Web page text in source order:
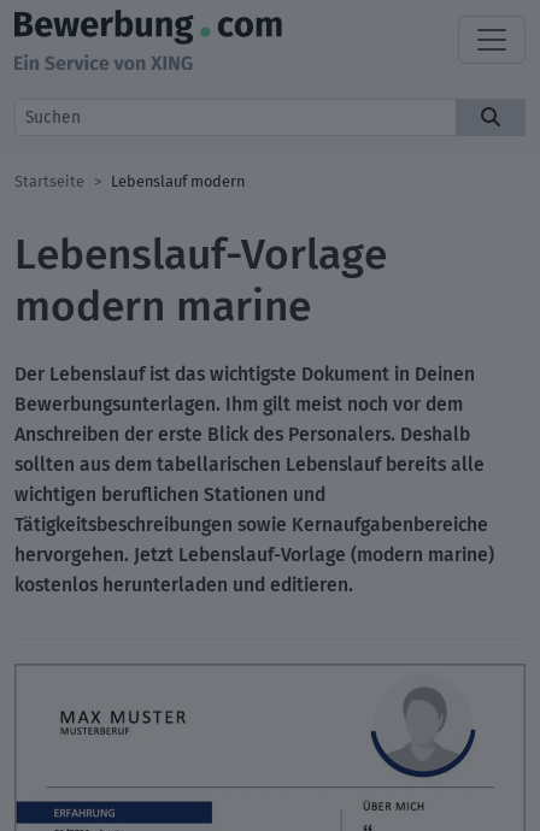
Startseite Lebenslauf modern
Lebenslauf-Vorlage
modern marine
Der Lebenslauf ist das wichtigste Dokument in Deinen
Bewerbungsunterlagen. Ihm gilt meist noch vor dem
Anschreiben der erste Blick des Personalers. Deshalb
sollten aus dem tabellarischen Lebenslauf bereits alle
wichtigen beruflichen Stationen und
Tätigkeitsbeschreibungen sowie Kernaufgabenbereiche
hervorgehen. Jetzt Lebenslauf-Vorlage (modern marine)
kostenlos herunterladen und editieren.